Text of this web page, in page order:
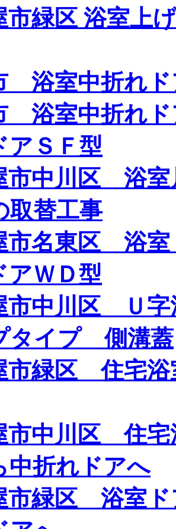
市緑区 浴室
浴室中折れ
浴室中折れ
アＳＦ型
市中川区 浴室
取替工事
市名東区 浴
アＷＤ型
市中川区 Ｕ
タイプ 側溝蓋
市緑区 住宅
市中川区 住
中折れドアへ
市緑区 浴室